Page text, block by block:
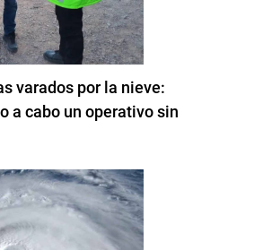
varados por la nieve:
a cabo un operativo sin